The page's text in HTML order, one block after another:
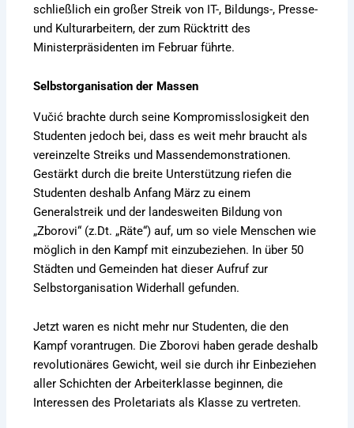
schließlich ein großer Streik von IT-, Bildungs-, Presse-
und Kulturarbeitern, der zum Rücktritt des
Ministerpräsidenten im Februar führte.
Selbstorganisation der Massen
Vučić brachte durch seine Kompromisslosigkeit den
Studenten jedoch bei, dass es weit mehr braucht als
vereinzelte Streiks und Massendemonstrationen.
Gestärkt durch die breite Unterstützung riefen die
Studenten deshalb Anfang März zu einem
Generalstreik und der landesweiten Bildung von
„Zborovi“ (z.Dt. „Räte“) auf, um so viele Menschen wie
möglich in den Kampf mit einzubeziehen. In über 50
Städten und Gemeinden hat dieser Aufruf zur
Selbstorganisation Widerhall gefunden.
Jetzt waren es nicht mehr nur Studenten, die den
Kampf vorantrugen. Die Zborovi haben gerade deshalb
revolutionäres Gewicht, weil sie durch ihr Einbeziehen
aller Schichten der Arbeiterklasse beginnen, die
Interessen des Proletariats als Klasse zu vertreten.